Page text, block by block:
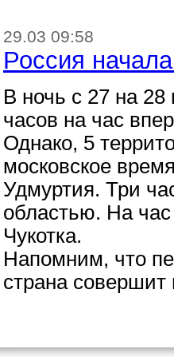
29.03 09:58
Россия
В ночь с 27 на 28
часов на час
Однако, 5
московское
Удмуртия. Три
областью. На
Чукотка.
Напомним, что
страна